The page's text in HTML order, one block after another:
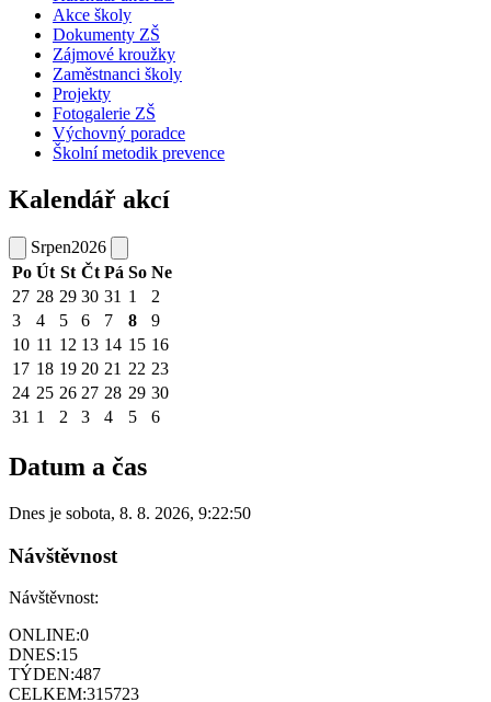
Akce školy
Dokumenty ZŠ
Zájmové kroužky
Zaměstnanci školy
Projekty
Fotogalerie ZŠ
Výchovný poradce
Školní metodik prevence
Kalendář akcí
Srpen2026
Po Út St Čt Pá So Ne
27 28 29 30 31 1
2
3
4 5 6 7 8
9
10 11 12 13 14 15 16
17 18 19 20 21 22 23
24 25 26 27 28 29 30
31 1 2 3 4 5 6
Datum a čas
Dnes je sobota, 8. 8. 2026, 9:22:50
Návštěvnost
Návštěvnost:
ONLINE:0
DNES:15
TÝDEN:487
CELKEM:315723